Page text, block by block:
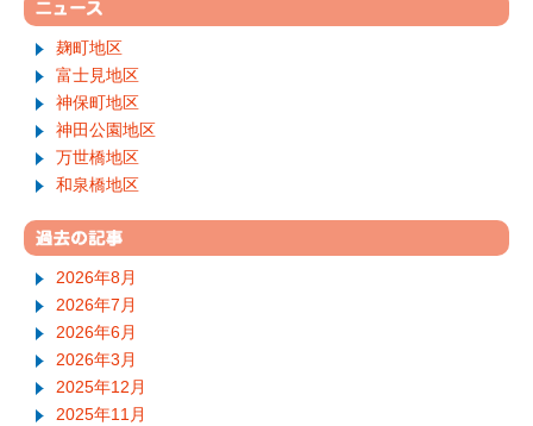
麹町地区
富士見地区
神保町地区
神田公園地区
万世橋地区
和泉橋地区
2026年8月
2026年7月
2026年6月
2026年3月
2025年12月
2025年11月